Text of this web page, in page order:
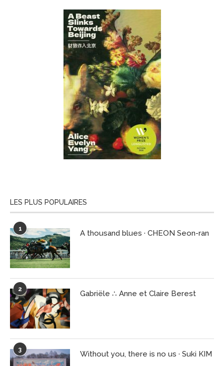
LES PLUS POPULAIRES
1 A thousand blues · CHEON Seon-ran
2 Gabriële ∴ Anne et Claire Berest
3 Without you, there is no us · Suki KIM